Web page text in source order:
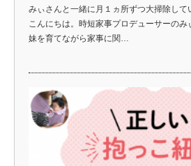
みぃさんと一緒に月１ヵ所ずつ大掃除して
こんにちは。時短家事プロデューサーの
妹を育てながら家事に関…